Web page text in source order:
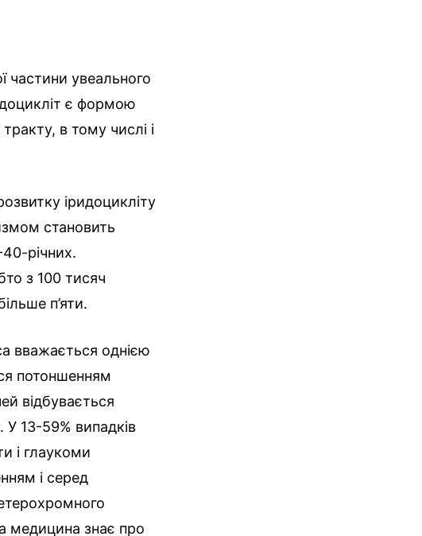
частини увеального
є формою
в тому числі і
іридоцикліту
становить
річних.
з 100 тисяч
п’яти.
вважається однією
потоншенням
відбувається
У 13-59% випадків
і глаукоми
і серед
медицина знає про